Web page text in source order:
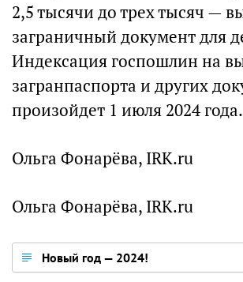
2,5 тысячи до трех тысяч —
заграничный документ для
Индексация госпошлин на
загранпаспорта и других
произойдет 1 июля 2024 года.
Ольга Фонарёва, IRK.ru
Ольга Фонарёва, IRK.ru
Новый год — 2024!